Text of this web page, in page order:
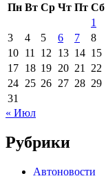
Пн Вт Ср Чт Пт Сб
1
3
4 5 6 7 8
10 11 12 13 14 15
17 18 19 20 21 22
24 25 26 27 28 29
31
« Июл
Рубрики
Автоновости